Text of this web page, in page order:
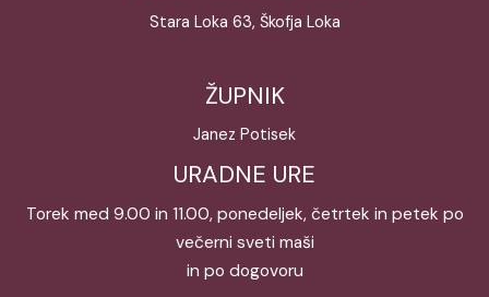
Stara Loka 63, Škofja Loka
ŽUPNIK
Janez Potisek
URADNE URE
Torek med 9.00 in 11.00, ponedeljek, četrtek in petek po
večerni sveti maši
in po dogovoru